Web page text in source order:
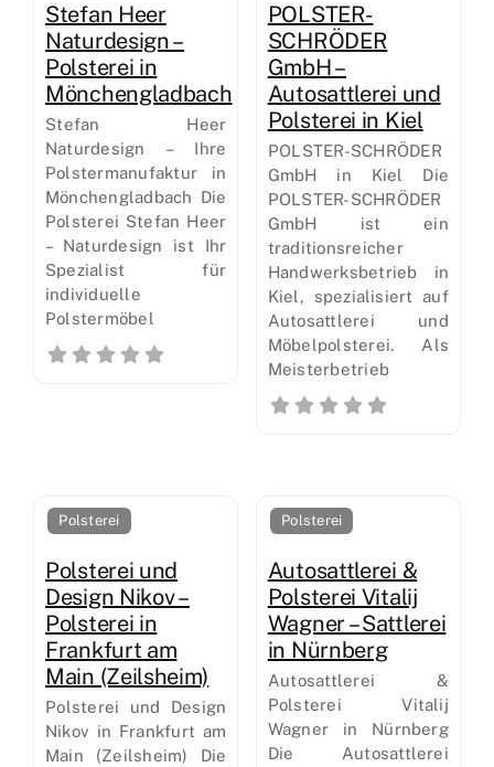
Stefan Heer
Naturdesign –
Polsterei in
Mönchengladbach
Stefan Heer
Naturdesign – Ihre
Polstermanufaktur in
Mönchengladbach Die
Polsterei Stefan Heer
– Naturdesign ist Ihr
Spezialist für
individuelle
Polstermöbel
POLSTER-
SCHRÖDER
GmbH –
Autosattlerei und
Polsterei in Kiel
POLSTER-SCHRÖDER
GmbH in Kiel Die
POLSTER-SCHRÖDER
GmbH ist ein
traditionsreicher
Handwerksbetrieb in
Kiel, spezialisiert auf
Autosattlerei und
Möbelpolsterei. Als
Meisterbetrieb
Polsterei
Polsterei und
Design Nikov –
Polsterei in
Frankfurt am
Main (Zeilsheim)
Polsterei und Design
Nikov in Frankfurt am
Main (Zeilsheim) Die
Polsterei
Autosattlerei &
Polsterei Vitalij
Wagner – Sattlerei
in Nürnberg
Autosattlerei &
Polsterei Vitalij
Wagner in Nürnberg
Die Autosattlerei